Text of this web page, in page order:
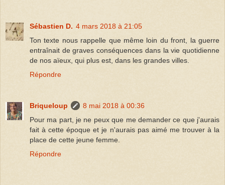
Sébastien D. 4 mars 2018 à 21:05
Ton texte nous rappelle que même loin du front, la guerre
entraînait de graves conséquences dans la vie quotidienne
de nos aïeux, qui plus est, dans les grandes villes.
Répondre
Briqueloup
8 mai 2018 à 00:36
Pour ma part, je ne peux que me demander ce que j'aurais
fait à cette époque et je n'aurais pas aimé me trouver à la
place de cette jeune femme.
Répondre